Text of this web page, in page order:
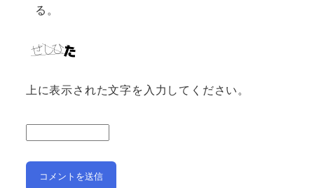
る。
上に表示された文字を入力してください。